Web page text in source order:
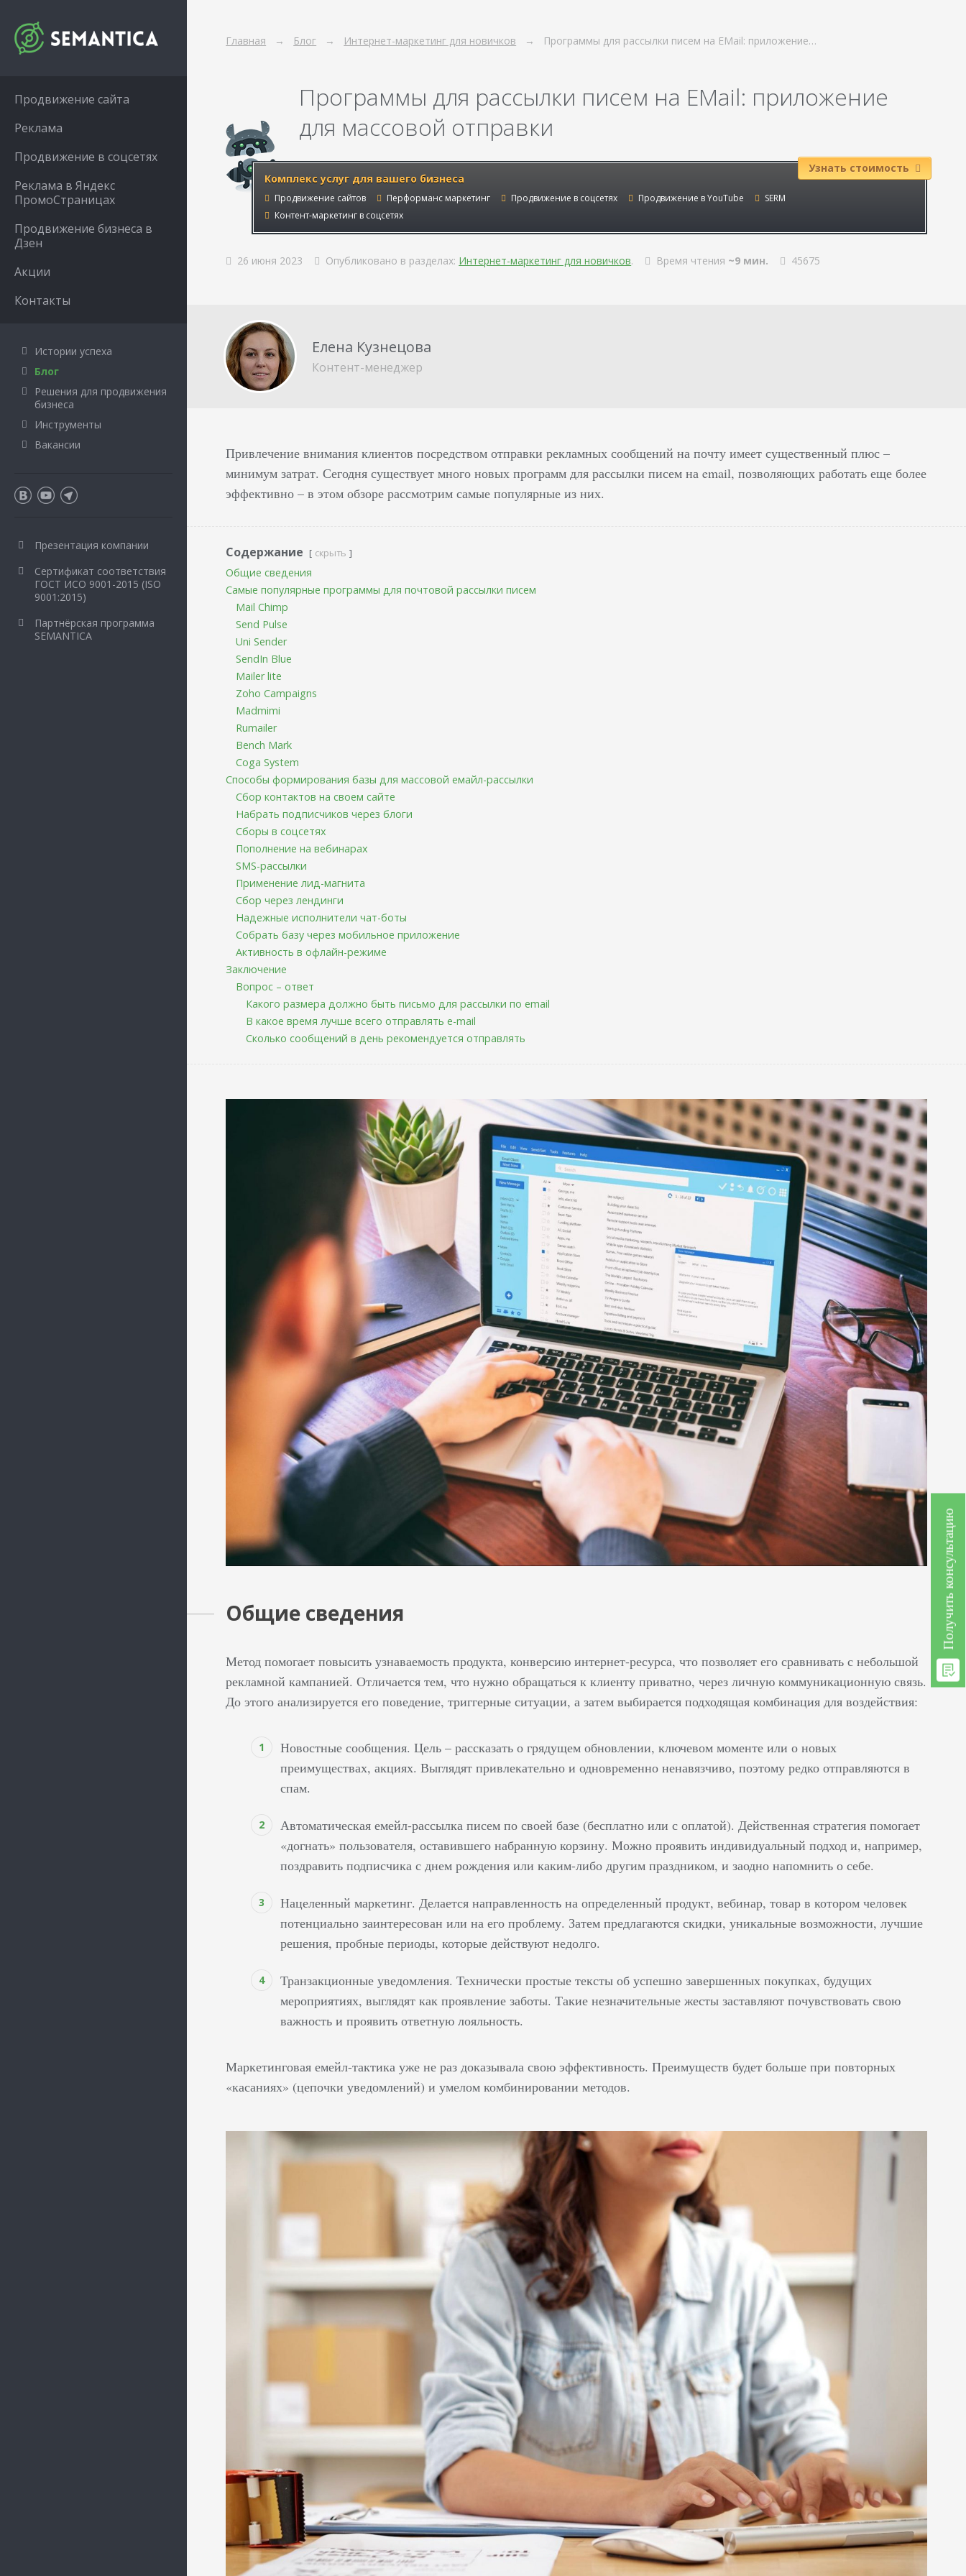
Главная Блог Интернет-маркетинг для новичков Программы для рассылки писем на EMail: приложение…
Программы для рассылки писем на EMail: приложение
для массовой отправки
Комплекс услуг для вашего бизнеса
Продвижение сайтов Перформанс маркетинг Продвижение в соцсетях Продвижение в YouTube
SERM
Контент-маркетинг в соцсетях
Узнать стоимость
26 июня 2023 Опубликовано в разделах: Интернет-маркетинг для новичков. Время чтения ~9 мин. 45675
Елена Кузнецова
Контент-менеджер
Привлечение внимания клиентов посредством отправки рекламных сообщений на почту имеет существенный плюс –
минимум затрат. Сегодня существует много новых программ для рассылки писем на email, позволяющих работать еще более
эффективно – в этом обзоре рассмотрим самые популярные из них.
Содержание скрыть
Общие сведения
Самые популярные программы для почтовой рассылки писем
Mail Chimp
Send Pulse
Uni Sender
SendIn Blue
Mailer lite
Zoho Campaigns
Madmimi
Rumailer
Bench Mark
Coga System
Способы формирования базы для массовой емайл-рассылки
Сбор контактов на своем сайте
Набрать подписчиков через блоги
Сборы в соцсетях
Пополнение на вебинарах
SMS-рассылки
Применение лид-магнита
Сбор через лендинги
Надежные исполнители чат-боты
Собрать базу через мобильное приложение
Активность в офлайн-режиме
Заключение
Вопрос – ответ
Какого размера должно быть письмо для рассылки по email
В какое время лучше всего отправлять e-mail
Сколько сообщений в день рекомендуется отправлять
Общие сведения
Метод помогает повысить узнаваемость продукта, конверсию интернет-ресурса, что позволяет его сравнивать с небольшой
рекламной кампанией. Отличается тем, что нужно обращаться к клиенту приватно, через личную коммуникационную связь.
До этого анализируется его поведение, триггерные ситуации, а затем выбирается подходящая комбинация для воздействия:
Новостные сообщения. Цель – рассказать о грядущем обновлении, ключевом моменте или о новых
преимуществах, акциях. Выглядят привлекательно и одновременно ненавязчиво, поэтому редко отправляются в
спам.
Автоматическая емейл-рассылка писем по своей базе (бесплатно или с оплатой). Действенная стратегия помогает
«догнать» пользователя, оставившего набранную корзину. Можно проявить индивидуальный подход и, например,
поздравить подписчика с днем рождения или каким-либо другим праздником, и заодно напомнить о себе.
Нацеленный маркетинг. Делается направленность на определенный продукт, вебинар, товар в котором человек
потенциально заинтересован или на его проблему. Затем предлагаются скидки, уникальные возможности, лучшие
решения, пробные периоды, которые действуют недолго.
Транзакционные уведомления. Технически простые тексты об успешно завершенных покупках, будущих
мероприятиях, выглядят как проявление заботы. Такие незначительные жесты заставляют почувствовать свою
важность и проявить ответную лояльность.
Маркетинговая емейл-тактика уже не раз доказывала свою эффективность. Преимуществ будет больше при повторных
«касаниях» (цепочки уведомлений) и умелом комбинировании методов.
Продвижение сайта
Реклама
Продвижение в соцсетях
Реклама в Яндекс
ПромоСтраницах
Продвижение бизнеса в
Дзен
Акции
Контакты
Истории успеха
Блог
Решения для продвижения
бизнеса
Инструменты
Вакансии
Презентация компании
Сертификат соответствия
ГОСТ ИСО 9001-2015 (ISO
9001:2015)
Партнёрская программа
SEMANTICA
Получить консультацию